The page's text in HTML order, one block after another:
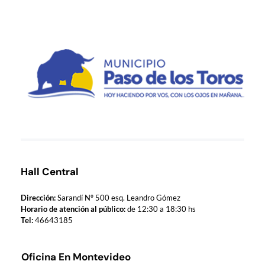
Hall Central
Dirección:Sarandí Nº 500 esq. Leandro Gómez
Horario de atención al público:de 12:30 a 18:30 hs
Tel:46643185
Oficina En Montevideo